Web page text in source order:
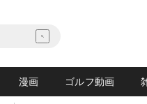
漫画 ゴルフ動画